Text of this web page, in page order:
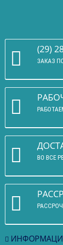
(29)
ЗАКАЗ
ВО ВСЕ